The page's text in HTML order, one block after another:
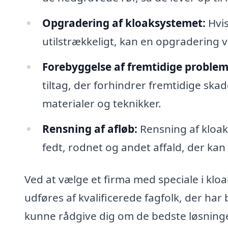
Opgradering af kloaksystemet:
utilstrækkeligt, kan en opgradering
Forebyggelse af fremtidige
tiltag, der forhindrer fremtidige
materialer og teknikker.
Rensning af afløb: Rensning af
fedt, rodnet og andet affald, der
Ved at vælge et firma med speciale i
udføres af kvalificerede fagfolk, der
kunne rådgive dig om de bedste